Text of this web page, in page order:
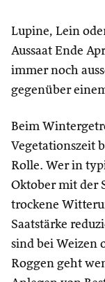
Lupine, Lein
Aussaat Ende
immer noch
gegenüber
Beim
Vegetationszeit
Rolle. Wer in
Oktober mit der
trockene
Saatstärke
sind bei Weizen
Roggen geht